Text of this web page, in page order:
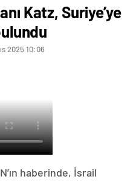
Katz, Suriye’ye
2025 10:06
haberinde, İsrail